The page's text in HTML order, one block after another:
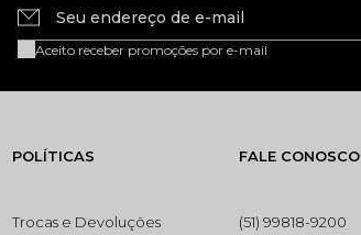
Seu endereço de e-mail
Aceito receber promoções por e-mail
POLÍTICAS
Trocas e Devoluções
FALE CONOSCO
(51) 99818-9200